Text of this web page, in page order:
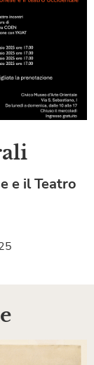
e il Teatro